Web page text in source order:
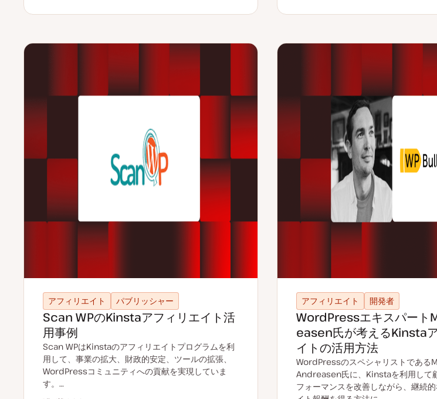
アフィリエイト パブリッシャー
Scan WPのKinstaアフィリエイト活
用事例
Scan WPはKinstaのアフィリエイトプログラムを利
用して、事業の拡大、財政的安定、ツールの拡張、
WordPressコミュニティへの貢献を実現していま
す。…
アフィリエイト 開発者
WordPressエキスパート
easen氏が考えるKinsta
イトの活用方法
WordPressのスペシャリストである
Andreasen氏に、Kinstaを利用して
フォーマンスを改善しながら、継続